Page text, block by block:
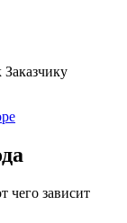
Заказчику
чего зависит